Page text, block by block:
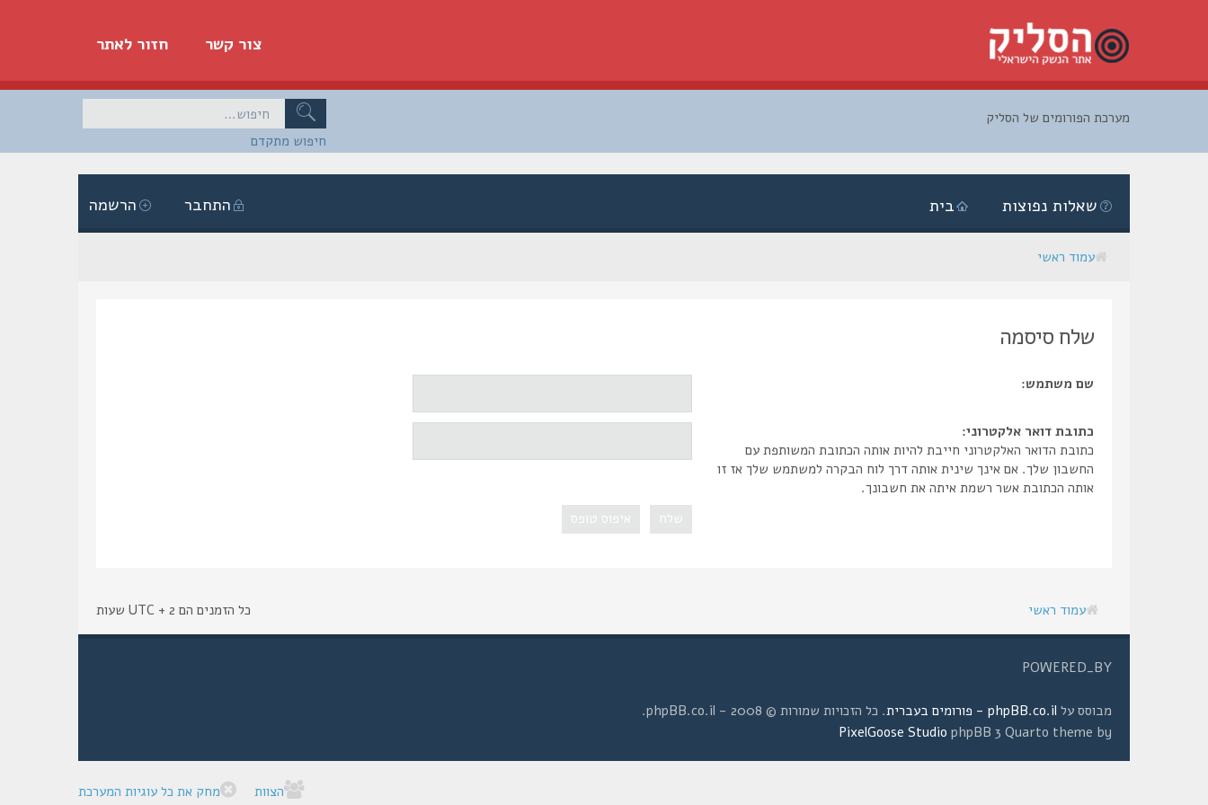
חזור לאתר צור קשר
חיפוש מתקדם
מערכת הפורומים של הסליק
הרשמה התחבר בית שאלות נפוצות
עמוד ראשי
שלח סיסמה
שם משתמש:
כתובת דואר אלקטרוני:
כתובת הדואר האלקטרוני חייבת להיות אותה הכתובת המשותפת עם
החשבון שלך. אם אינך שינית אותה דרך לוח הבקרה למשתמש שלך אז זו
אותה הכתובת אשר רשמת איתה את חשבונך.
עמוד ראשי כל הזמנים הם UTC + 2 שעות
POWERED_BY
מבוסס על phpBB.co.il - פורומים בעברית
. כל הזכויות שמורות © 2008 - phpBB.co.il.
phpBB 3 Quarto theme by
PixelGoose Studio
הצוות מחק את כל עוגיות המערכת